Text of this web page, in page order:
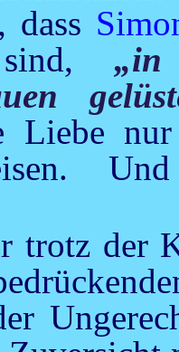
dass
Liebe
trotz der